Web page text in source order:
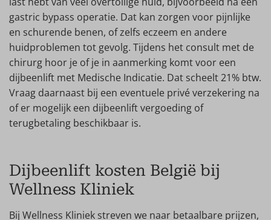
gastric bypass operatie. Dat kan zorgen voor pijnlijke
en schurende benen, of zelfs eczeem en andere
huidproblemen tot gevolg. Tijdens het consult met de
chirurg hoor je of je in aanmerking komt voor een
dijbeenlift met Medische Indicatie. Dat scheelt 21% btw.
Vraag daarnaast bij een eventuele privé verzekering na
of er mogelijk een dijbeenlift vergoeding of
terugbetaling beschikbaar is.
Dijbeenlift kosten België bij
Wellness Kliniek
Bij Wellness Kliniek streven we naar betaalbare prijzen,